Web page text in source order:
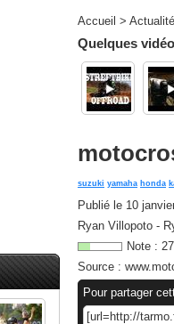
Accueil >
Quelques
suzuki yamaha honda
Publié le 10
Ryan Villopoto -
Note : 27
Source :
Pour partager